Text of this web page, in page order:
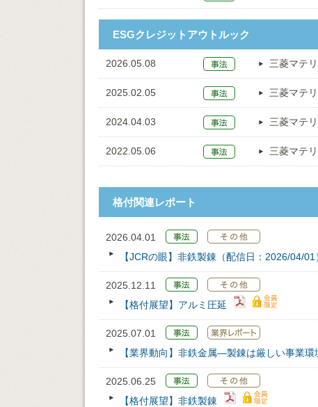
ESGクレジットアウトルック
2026.05.08 三菱マテ
2025.02.05 三菱マテ
2024.04.03 三菱マテ
2022.05.06 三菱マテ
格付関連レポート
2026.04.01
【JCRの眼】非鉄製錬（配信日：2026/04/01
2025.12.11
【格付展望】アルミ圧延
2025.07.01
【業界動向】非鉄金属―製錬は厳しい事業
2025.06.25
【格付展望】非鉄製錬